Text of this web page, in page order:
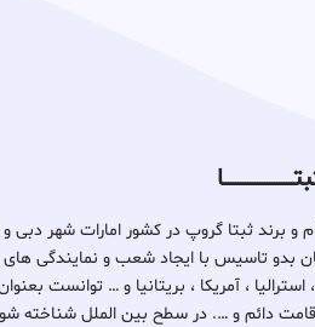
ثبتا در سال 1381 تحت نام و برند ثبتا گروپ در کشور
تاسیس با ایجاد شعب و نمایندگی های
، استرالیا ، آمریکا ، بریتانیا و … توانست
دائم و …. در سطح بین الملل شناخته